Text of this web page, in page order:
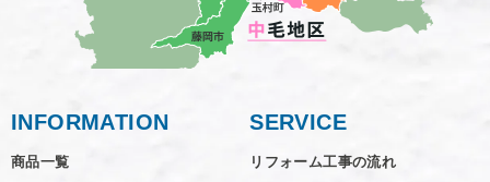
INFORMATION
商品一覧
SERVICE
リフォーム工事の流れ